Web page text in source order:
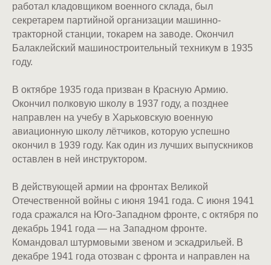
работал кладовщиком военного склада, был
секретарем партийной организации машинно-
тракторной станции, токарем на заводе. Окончил
Балаклейский машиностроительный техникум в 1935
году.
В октябре 1935 года призван в Красную Армию.
Окончил полковую школу в 1937 году, а позднее
направлен на учебу в Харьковскую военную
авиационную школу лётчиков, которую успешно
окончил в 1939 году. Как один из лучших выпускников
оставлен в ней инструктором.
В действующей армии на фронтах Великой
Отечественной войны с июня 1941 года. С июня 1941
года сражался на Юго-Западном фронте, с октября по
декабрь 1941 года — на Западном фронте.
Командовал штурмовыми звеном и эскадрильей. В
декабре 1941 года отозван с фронта и направлен на